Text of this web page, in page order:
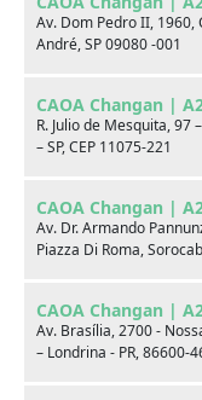
Av. Dom Pedro II, 1960,
André, SP 09080 -001
CAOA Changan |
R. Julio de Mesquita, 97
– SP, CEP 11075-221
CAOA Changan |
Av. Dr. Armando
Piazza Di Roma,
CAOA Changan |
Av. Brasília, 2700 -
– Londrina - PR, 86600-